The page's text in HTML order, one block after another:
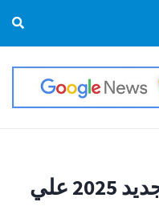
تردد قناة كوردسات الجديد 2025 علي